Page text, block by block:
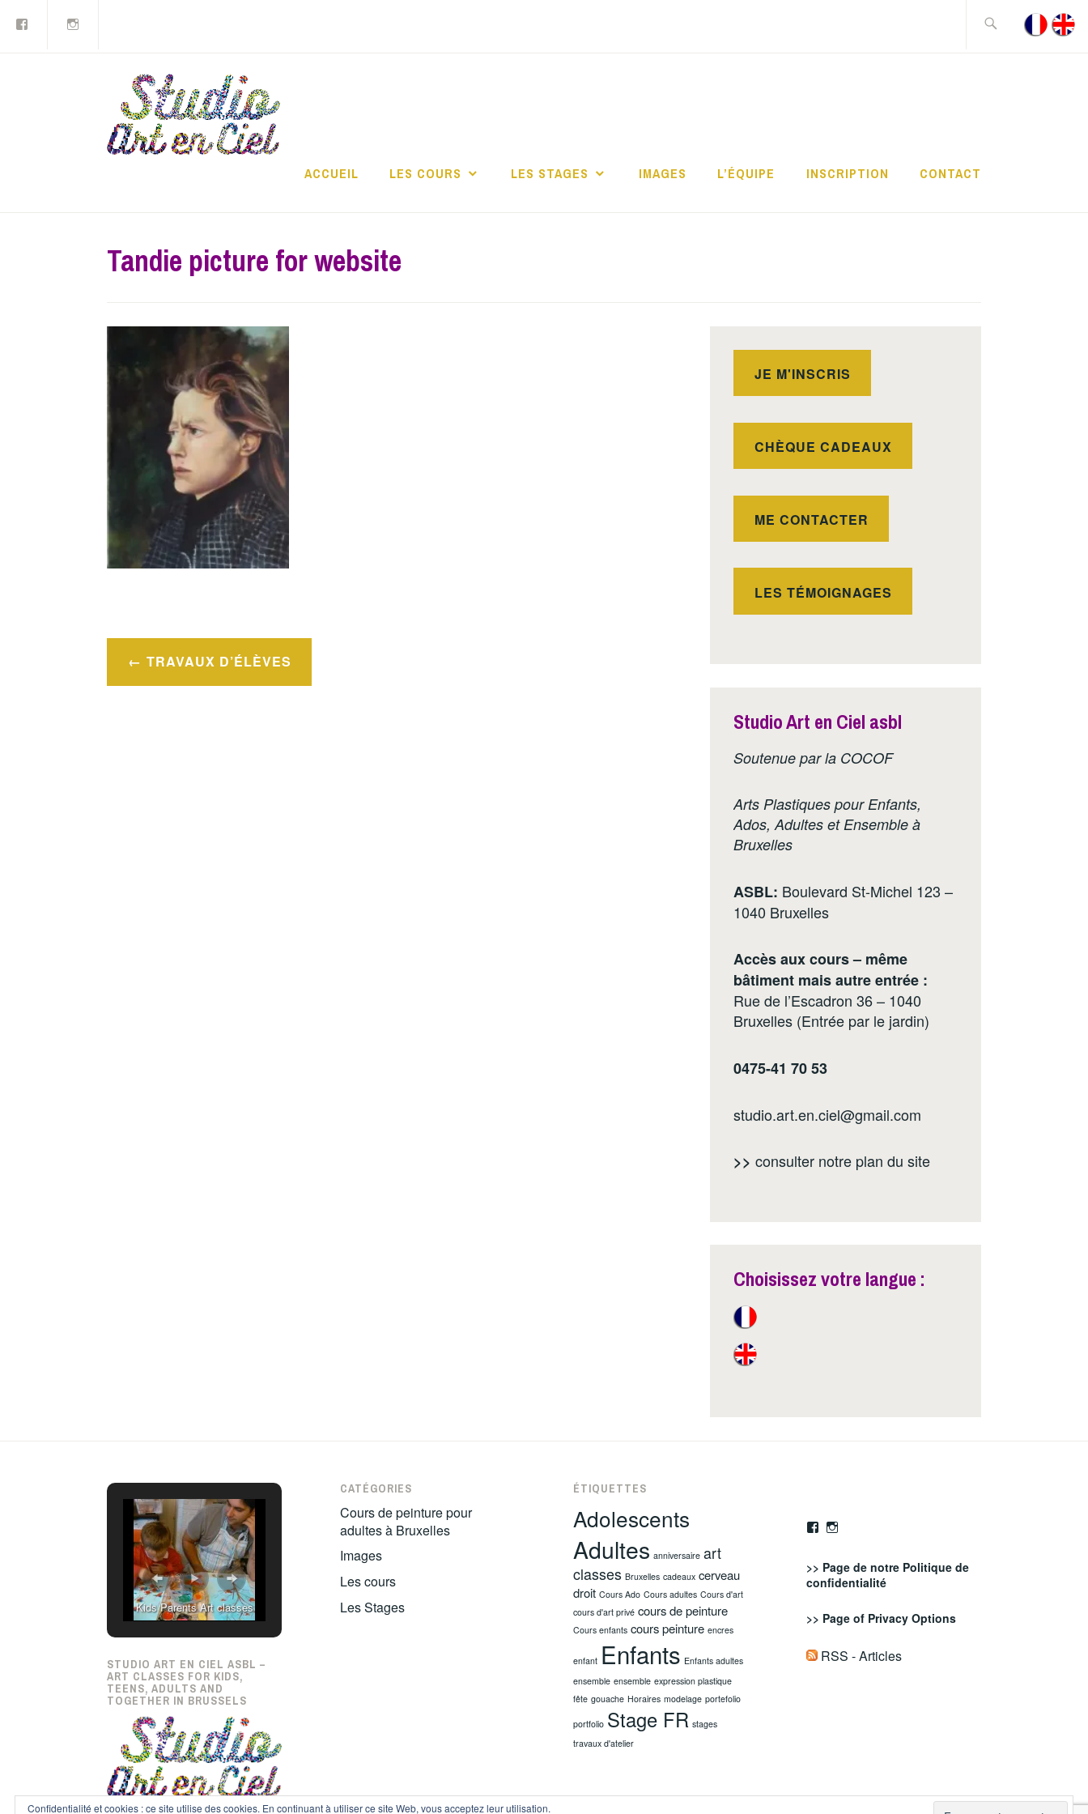
Rechercher :
ACCUEIL LES COURS LES STAGES IMAGES L’ÉQUIPE INSCRIPTION CONTACT
Tandie picture for website
Navigation
de
TRAVAUX D’ÉLÈVES
JE M'INSCRIS
CHÈQUE CADEAUX
ME CONTACTER
LES TÉMOIGNAGES
Studio Art en Ciel asbl
Soutenue par la COCOF
Arts Plastiques pour Enfants,
Ados, Adultes et Ensemble à
Bruxelles
ASBL: Boulevard St-Michel 123 –
1040 Bruxelles
Accès aux cours – même
bâtiment mais autre entrée :
Rue de l’Escadron 36 – 1040
Bruxelles (Entrée par le jardin)
0475-41 70 53
studio.art.en.ciel@gmail.com
>> consulter notre plan du site
Choisissez votre langue :
Kids Parents Art classes
STUDIO ART EN CIEL ASBL –
ART CLASSES FOR KIDS,
TEENS, ADULTS AND
TOGETHER IN BRUSSELS
CATÉGORIES
Cours de peinture pour
adultes à Bruxelles
Images
Les cours
Les Stages
ÉTIQUETTES
Adolescents
Adultes anniversaire art
classes Bruxelles cadeaux cerveau
droit Cours Ado Cours adultes Cours d'art
cours d'art privé cours de peinture
Cours enfants cours peinture encres
enfant Enfants Enfants adultes
ensemble ensemble expression plastique
fête gouache Horaires modelage portefolio
portfolio Stage FR stages
travaux d'atelier
Facebook
>> Page de notre Politique de
confidentialité
>> Page of Privacy Options
RSS - Articles
Confidentialité et cookies : ce site utilise des cookies. En continuant à utiliser ce site Web, vous acceptez leur utilisation.